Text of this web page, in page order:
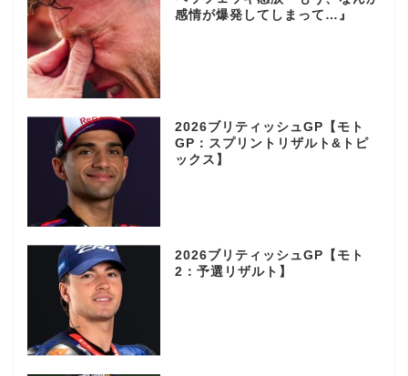
感情が爆発してしまって…』
2026ブリティッシュGP【モト
GP：スプリントリザルト&トピ
ックス】
2026ブリティッシュGP【モト
2：予選リザルト】